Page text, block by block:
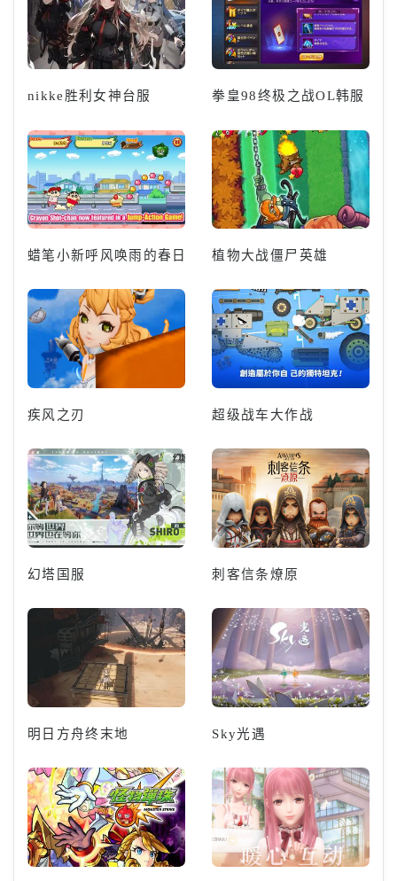
nikke胜利女神台服 拳皇98终极之战OL韩服
蜡笔小新呼风唤雨的春日部跑酷植物大战僵尸英雄
疾风之刃 超级战车大作战
幻塔国服 刺客信条燎原
明日方舟终末地 Sky光遇